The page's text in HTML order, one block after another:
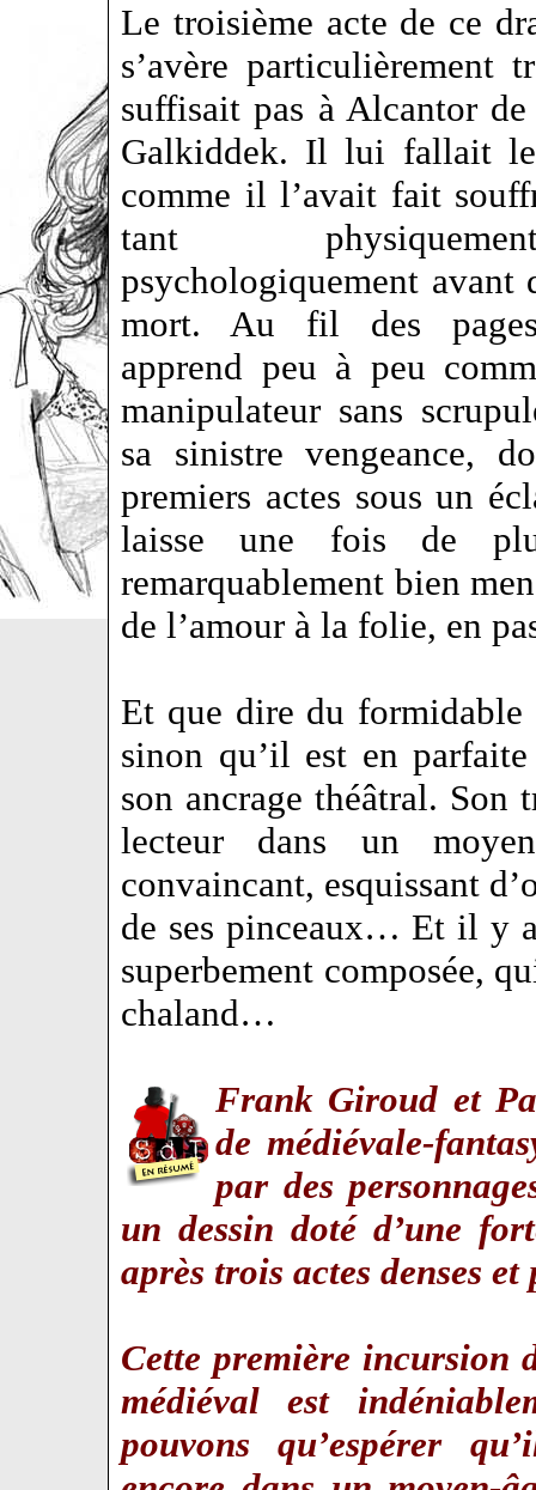
Le troisième acte de ce
s’avère particulièrement
suffisait pas à Alcantor
Galkiddek. Il lui fallait
comme il l’avait fait
tant
psychologiquement avant
mort. Au fil des
apprend peu à peu
manipulateur sans
sa sinistre vengeance,
premiers actes sous un
laisse une fois de
remarquablement bien
de l’amour à la folie, en
Et que dire du
sinon qu’il est en
son ancrage théâtral. Son
lecteur dans un
convaincant, esquissant
de ses pinceaux… Et il y
superbement composée,
chaland…
Frank Giroud et
de médiévale-
par des
un dessin doté d’une
après trois actes denses et
Cette première incursion
médiéval est
pouvons qu’espérer